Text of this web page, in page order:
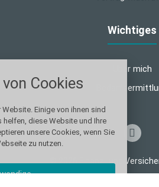
Wichtiges
Über mich
© 2026 Finanz- und
Cookies
Einige von ihnen sind
diese Website und Ihre
unsere Cookies, wenn Sie
zu nutzen.
alle verwendeten Cookies und
zu blockieren.
Notwendig
Performance